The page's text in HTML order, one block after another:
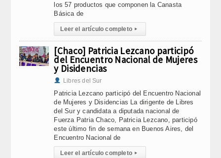
los 57 productos que componen la Canasta
Básica de
Leer el artículo completo ▸
[Chaco] Patricia Lezcano participó
del Encuentro Nacional de Mujeres
y Disidencias
Libres del Sur
Patricia Lezcano participó del Encuentro Nacional
de Mujeres y Disidencias La dirigente de Libres
del Sur y candidata a diputada nacional de
Fuerza Patria Chaco, Patricia Lezcano, participó
este último fin de semana en Buenos Aires, del
Encuentro Nacional de
Leer el artículo completo ▸